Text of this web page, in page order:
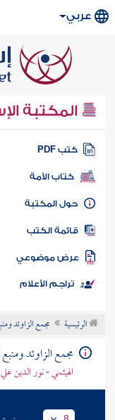
عربي
المكتبة
كتب PDF
كتاب الأمة
المكتبة
الكتب
موضوعي
تراجم الأعلام
الرئيسية مجمع الزاوئد
مجمع الزاوئد ومنبع
الهيثمي - نور الدين